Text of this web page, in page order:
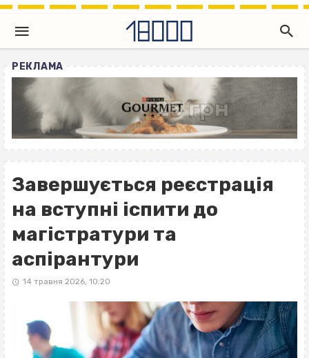
РЕКЛАМА
Завершується реєстрація
на вступні іспити до
магістратури та
аспірантури
14 травня 2026, 10:20